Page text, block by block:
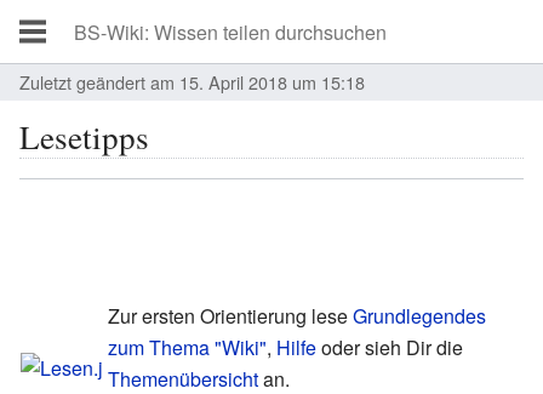
Zuletzt geändert am 15. April 2018 um 15:18
Lesetipps
Zur ersten Orientierung leseGrundlegendes
zum Thema "Wiki", Hilfeoder sieh Dir die
Themenübersichtan.